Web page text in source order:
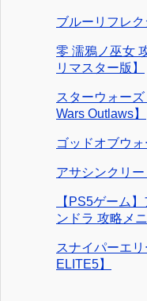
ブルーリフレ
零 濡鴉ノ巫女
リマスター版】
スターウォー
Wars Outlaws】
ゴッドオブウ
アサシンクリ
【PS5ゲーム
ンドラ 攻略メ
スナイパーエ
ELITE5】